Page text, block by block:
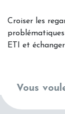
Croiser les
ETI et
Vous